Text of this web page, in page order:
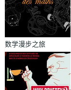
数学漫步之旅